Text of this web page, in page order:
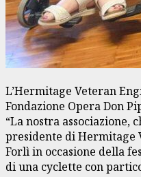
L’Hermitage Veteran
Fondazione Opera Don
“La nostra
presidente di Hermitage
Forlì in occasione della
di una cyclette con